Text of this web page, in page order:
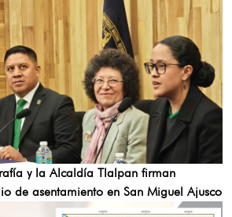
y la Alcaldía Tlalpan firman
de asentamiento en San Miguel Ajusco